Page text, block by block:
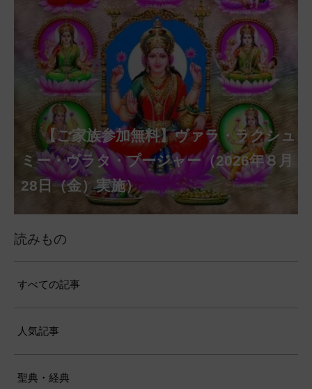
【ご家族参加無料】アーディ・アマー
ヴァシャー・プージャー（2026年８月12
日（水）実施）
【ご家族参加無料】ラクシュミー・ク
ベーラ・マンスリー・プージャー（2026
年８月12日（水）実施）
【ご家族参加無料】ナーガ・パンチャ
ミー・プージャー（2026年８月17日
（月）実施）
【ご家族参加無料】ヴァラ・ラクシュ
ミー・ヴラタ・プージャー（2026年８月
28日（金）実施）
【ご家族参加無料】サンカタハラ・チ
ャトゥルティー・プージャー（2026年８
月31日（月）実施）
【ご家族参加無料】クリシュナ・ジャヤ
ンティー・プージャー（2026年９月４日
（金）実施）
【ご家族参加無料】ガネーシャ・チャ
トゥルティー・プージャー（2026年９月
14日（月）実施）
【ご家族参加無料】マハーラクシュミ
ー・ヴラタ・プージャー（2026年９月19
日（土）実施）
【ご家族参加無料】マハーラヤー・ア
マーヴァシャー・プージャー（2026年10
月10日（土）実施）
第220回グループ・ホーマ（ナーガ・
パンチャミー、2026年８月17日（月）実
施）
第221回グループ・ホーマ（ガーヤト
リー・ジャヤンティー、2026年８月28日
（金）実施）
アンナダーナ・プロジェクト（食事の奉
仕）
ポストコロナ福祉活動支援募金
読みもの
すべての記事
人気記事
聖典・経典